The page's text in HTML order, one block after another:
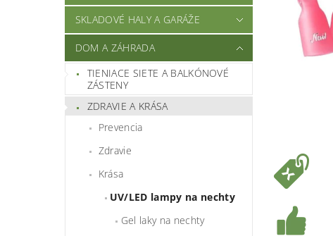
SKLADOVÉ HALY A GARÁŽE
DOM A ZÁHRADA
TIENIACE SIETE A BALKÓNOVÉ
ZÁSTENY
ZDRAVIE A KRÁSA
Prevencia
Zdravie
Krása
UV/LED lampy na nechty
Gel laky na nechty